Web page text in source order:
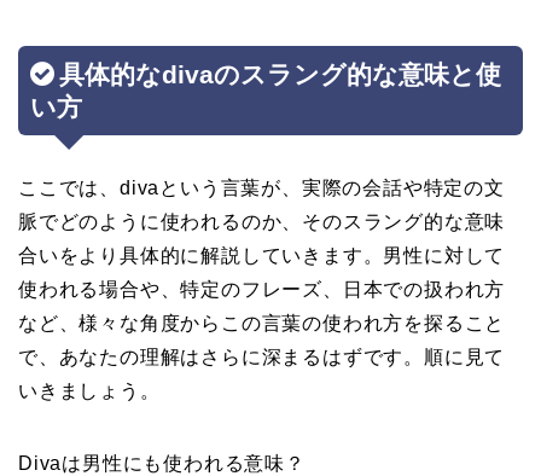
具体的なdivaのスラング的な意味と使
い方
ここでは、divaという言葉が、実際の会話や特定の文
脈でどのように使われるのか、そのスラング的な意味
合いをより具体的に解説していきます。男性に対して
使われる場合や、特定のフレーズ、日本での扱われ方
など、様々な角度からこの言葉の使われ方を探ること
で、あなたの理解はさらに深まるはずです。順に見て
いきましょう。
Divaは男性にも使われる意味？